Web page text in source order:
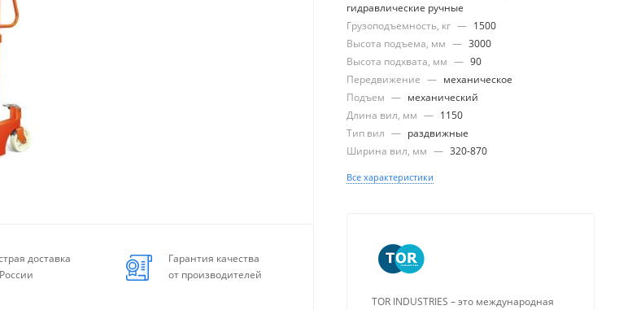
доставка
Гарантия качества
от производителей
гидравлические ручные
Грузоподъемность, кг — 1500
Высота подъема, мм — 3000
Высота подхвата, мм — 90
Передвижение — механическое
Подъем — механический
Длина вил, мм — 1150
Тип вил — раздвижные
Ширина вил, мм — 320-870
Все характеристики
TOR INDUSTRIES – это международная